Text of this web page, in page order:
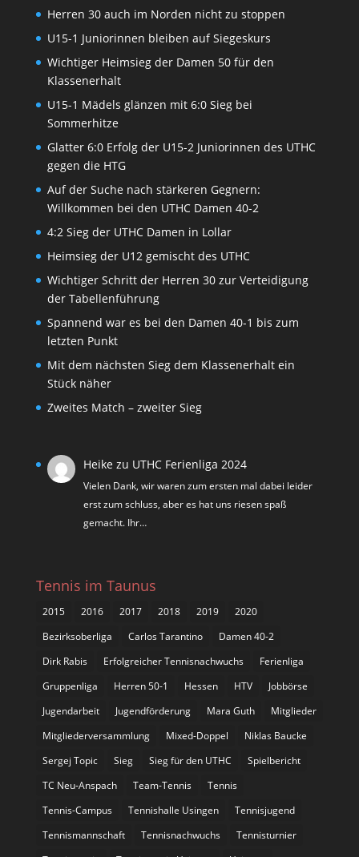
Herren 30 auch im Norden nicht zu stoppen
U15-1 Juniorinnen bleiben auf Siegeskurs
Wichtiger Heimsieg der Damen 50 für den
Klassenerhalt
U15-1 Mädels glänzen mit 6:0 Sieg bei
Sommerhitze
Glatter 6:0 Erfolg der U15-2 Juniorinnen des UTHC
gegen die HTG
Auf der Suche nach stärkeren Gegnern:
Willkommen bei den UTHC Damen 40-2
4:2 Sieg der UTHC Damen in Lollar
Heimsieg der U12 gemischt des UTHC
Wichtiger Schritt der Herren 30 zur Verteidigung
der Tabellenführung
Spannend war es bei den Damen 40-1 bis zum
letzten Punkt
Mit dem nächsten Sieg dem Klassenerhalt ein
Stück näher
Zweites Match – zweiter Sieg
Heike zu UTHC Ferienliga 2024
Vielen Dank, wir waren zum ersten mal dabei leider
erst zum schluss, aber es hat uns riesen spaß
gemacht. Ihr…
Tennis im Taunus
2015 2016 2017 2018 2019
2020
Bezirksoberliga
Carlos Tarantino
Damen 40-2
Dirk Rabis
Erfolgreicher Tennisnachwuchs
Ferienliga
Gruppenliga
Herren 50-1 Hessen HTV
Jobbörse
Jugendarbeit
Jugendförderung Mara Guth
Mitglieder
Mitgliederversammlung
Mixed-Doppel
Niklas Baucke
Sergej Topic
Sieg Sieg für den UTHC
Spielbericht
TC Neu-Anspach
Team-Tennis
Tennis
Tennis-Campus
Tennishalle Usingen
Tennisjugend
Tennismannschaft
Tennisnachwuchs
Tennisturnier